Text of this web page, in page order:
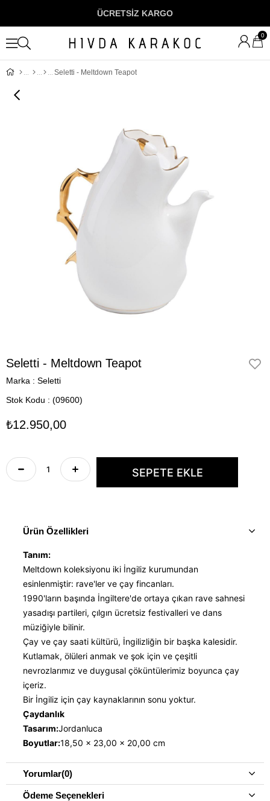
ÜCRETSİZ KARGO
0
Seletti - Meltdown Teapot
Seletti - Meltdown Teapot
Marka : Seletti
Stok Kodu
(09600)
₺12.950,00
Ürün Özellikleri
Tanım:
Meltdown koleksiyonu iki İngiliz kurumundan
esinlenmiştir: rave'ler ve çay fincanları.
1990'ların başında İngiltere'de ortaya çıkan rave sahnesi
yasadışı partileri, çılgın ücretsiz festivalleri ve dans
müziğiyle bilinir.
Çay ve çay saati kültürü, İngilizliğin bir başka kalesidir.
Kutlamak, ölüleri anmak ve şok için ve çeşitli
nevrozlarımız ve duygusal çöküntülerimiz boyunca çay
içeriz.
Bir İngiliz için çay kaynaklarının sonu yoktur.
Çaydanlık
Tasarım:Jordanluca
Boyutlar:18,50 x 23,00 x 20,00 cm
Yorumlar(0)
Ödeme Seçenekleri